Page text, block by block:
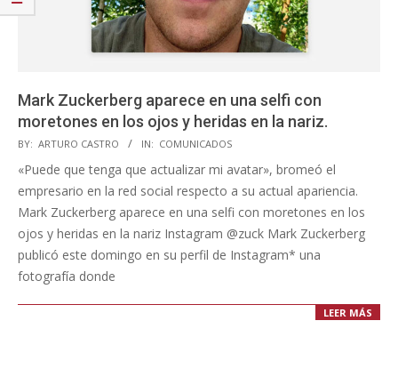
Mark Zuckerberg aparece en una selfi con
moretones en los ojos y heridas en la nariz.
2023-
10-
BY: ARTURO CASTRO IN: COMUNICADOS
«Puede que tenga que actualizar mi avatar», bromeó el
empresario en la red social respecto a su actual apariencia.
Mark Zuckerberg aparece en una selfi con moretones en los
ojos y heridas en la nariz Instagram @zuck Mark Zuckerberg
publicó este domingo en su perfil de Instagram* una
fotografía donde
LEER MÁS